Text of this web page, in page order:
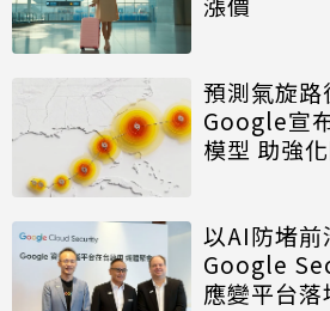
預測氣旋路
Google宣
模型 助強
以AI防堵前
Google
應變平台落